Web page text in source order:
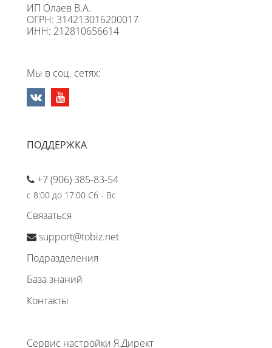
ИП Олаев В.А.
ОГРН: 314213016200017
ИНН: 212810656614
Мы в соц. сетях:
ПОДДЕРЖКА
+7 (906) 385-83-54
с 8:00 до 17:00 Сб - Вс
Связаться
support@tobiz.net
Подразделения
База знаний
Контакты
Сервис настройки Я.Директ